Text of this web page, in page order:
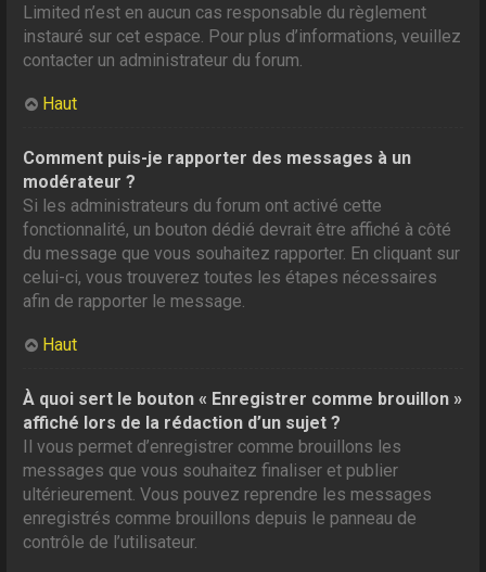
Limited n’est en aucun cas responsable du règlement
instauré sur cet espace. Pour plus d’informations, veuillez
contacter un administrateur du forum.
Haut
Comment puis-je rapporter des messages à un
modérateur ?
Si les administrateurs du forum ont activé cette
fonctionnalité, un bouton dédié devrait être affiché à côté
du message que vous souhaitez rapporter. En cliquant sur
celui-ci, vous trouverez toutes les étapes nécessaires
afin de rapporter le message.
Haut
À quoi sert le bouton « Enregistrer comme brouillon »
affiché lors de la rédaction d’un sujet ?
Il vous permet d’enregistrer comme brouillons les
messages que vous souhaitez finaliser et publier
ultérieurement. Vous pouvez reprendre les messages
enregistrés comme brouillons depuis le panneau de
contrôle de l’utilisateur.